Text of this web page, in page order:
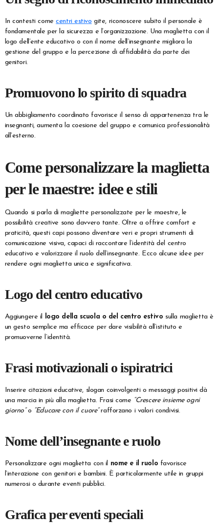
In contesti comecentri estivo gite, riconoscere subito il personale è
fondamentale per la sicurezza e l’organizzazione. Una maglietta con il
logo dell’ente educativo o con il nome dell’insegnante migliora la
gestione del gruppo e la percezione di affidabilità da parte dei
genitori.
Promuovono lo spirito di squadra
Un abbigliamento coordinato favorisce il senso di appartenenza tra le
insegnanti, aumenta la coesione del gruppo e comunica professionalità
all’esterno.
Come personalizzare la maglietta
per le maestre: idee e stili
Quando si parla di magliette personalizzate per le maestre, le
possibilità creative sono davvero tante. Oltre a offrire comfort e
praticità, questi capi possono diventare veri e propri strumenti di
comunicazione visiva, capaci di raccontare l’identità del centro
educativo e valorizzare il ruolo dell’insegnante. Ecco alcune idee per
rendere ogni maglietta unica e significativa.
Logo del centro educativo
Aggiungere il logo della scuola o del centro estivo sulla maglietta è
un gesto semplice ma efficace per dare visibilità all’istituto e
promuoverne l’identità.
Frasi motivazionali o ispiratrici
Inserire citazioni educative, slogan coinvolgenti o messaggi positivi dà
una marcia in più alla maglietta. Frasi come “Crescere insieme ogni
giorno”o “Educare con il cuore”rafforzano i valori condivisi.
Nome dell’insegnante e ruolo
Personalizzare ogni maglietta con il nome e il ruolo favorisce
l’interazione con genitori e bambini. È particolarmente utile in gruppi
numerosi o durante eventi pubblici.
Grafica per eventi speciali